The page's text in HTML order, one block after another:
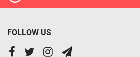
FOLLOW US